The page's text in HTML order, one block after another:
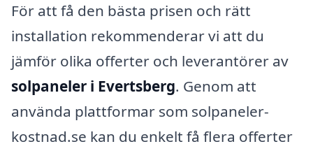
För att få den bästa prisen och rätt
installation rekommenderar vi att du
jämför olika offerter och leverantörer av
solpaneler i Evertsberg. Genom att
använda plattformar som solpaneler-
kostnad.se kan du enkelt få flera offerter